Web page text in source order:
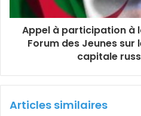
Appel à participation à
Forum des Jeunes sur
capitale
Articles similaires